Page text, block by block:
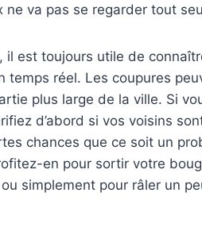
va pas se regarder tout
il est toujours utile de
temps réel. Les coupures
plus large de la ville. Si
d’abord si vos voisins
chances que ce soit un
en pour sortir votre
simplement pour râler un